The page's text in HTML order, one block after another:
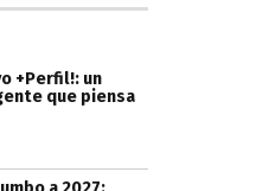
+Perfil!: un
que piensa